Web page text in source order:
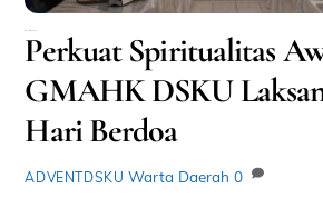
Perkuat Spiritualitas
GMAHK DSKU
Hari Berdoa
ADVENTDSKU Warta Daerah 0